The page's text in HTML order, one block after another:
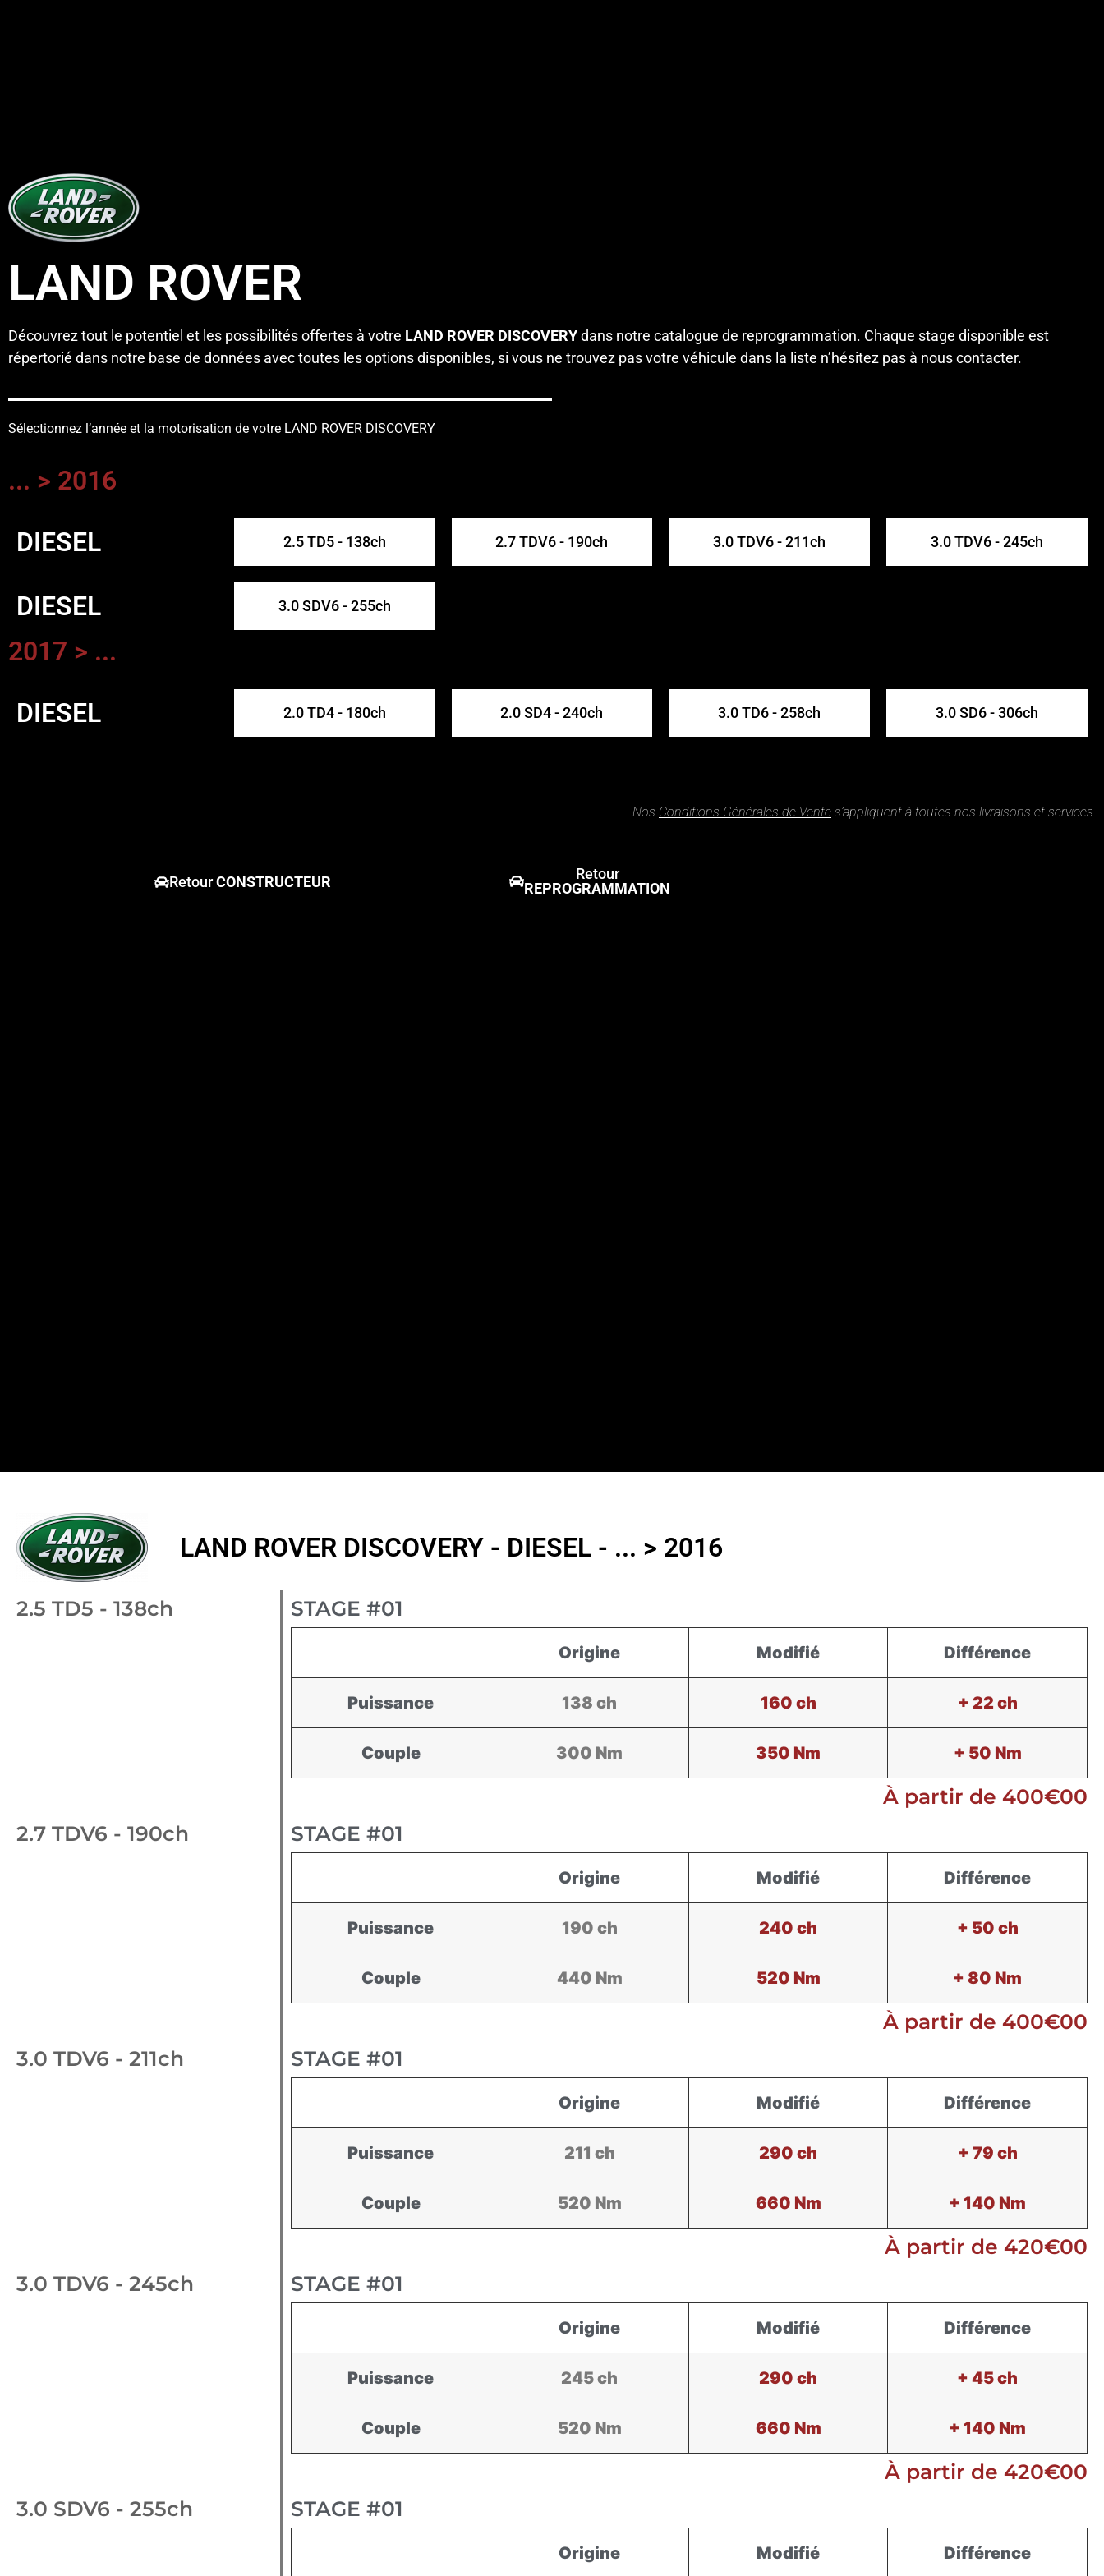
LAND ROVER
Découvrez tout le potentiel et les possibilités offertes à votre LAND ROVER DISCOVERYdans notre catalogue de reprogrammation. Chaque stage disponible est
répertorié dans notre base de données avec toutes les options disponibles, si vous ne trouvez pas votre véhicule dans la liste n’hésitez pas à nous contacter.
Sélectionnez l’année et la motorisation de votre LAND ROVER DISCOVERY
... > 2016
DIESEL
2.5 TD5 - 138ch 2.7 TDV6 - 190ch 3.0 TDV6 - 211ch 3.0 TDV6 - 245ch
DIESEL 3.0 SDV6 - 255ch
2017 > ...
DIESEL
2.0 TD4 - 180ch 2.0 SD4 - 240ch 3.0 TD6 - 258ch 3.0 SD6 - 306ch
Nos Conditions Générales de Vente s’appliquent à toutes nos livraisons et services.
RetourCONSTRUCTEUR
Retour
REPROGRAMMATION
LAND ROVER DISCOVERY - DIESEL - ... > 2016
2.5 TD5 - 138ch STAGE #01
Origine Modifié Différence
Puissance 138 ch 160 ch + 22 ch
Couple 300 Nm 350 Nm + 50 Nm
À partir de 400€00
2.7 TDV6 - 190ch
STAGE #01
Origine Modifié Différence
Puissance 190 ch 240 ch + 50 ch
Couple 440 Nm 520 Nm + 80 Nm
À partir de 400€00
3.0 TDV6 - 211ch
STAGE #01
Origine Modifié Différence
Puissance 211 ch 290 ch + 79 ch
Couple 520 Nm 660 Nm + 140 Nm
À partir de 420€00
3.0 TDV6 - 245ch
STAGE #01
Origine Modifié Différence
Puissance 245 ch 290 ch + 45 ch
Couple 520 Nm 660 Nm + 140 Nm
À partir de 420€00
3.0 SDV6 - 255ch
STAGE #01
Origine Modifié Différence